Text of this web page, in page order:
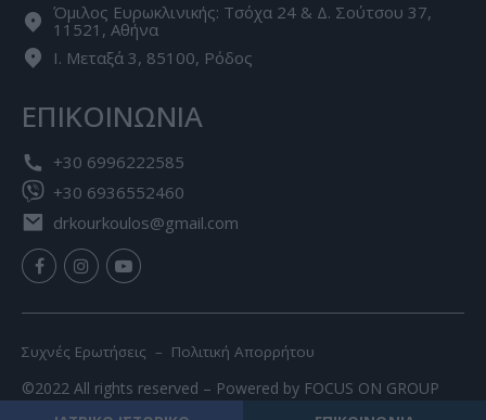
Όμιλος Ευρωκλινικής: Τσόχα 24 & Δ. Σούτσου 37,
11521, Αθήνα
Ι. Μεταξά 3, 85100, Ρόδος
ΕΠΙΚΟΙΝΩΝΙΑ
+30 6996222585
+30 6936552460
drkourkoulos@gmail.com
Συχνές Ερωτήσεις – Πολιτική Απορρήτου
©2022 All rights reserved – Powered by FOCUS ON GROUP